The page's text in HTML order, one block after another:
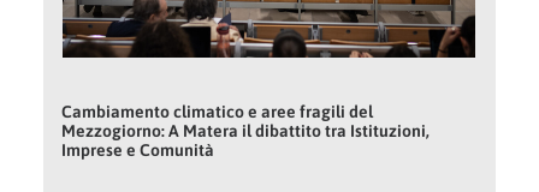
Cambiamento climatico e aree fragili del
Mezzogiorno: A Matera il dibattito tra Istituzioni,
Imprese e Comunità